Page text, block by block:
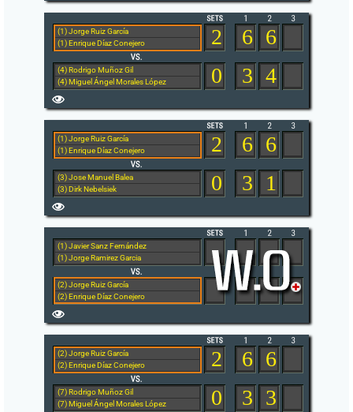
(1) Jorge Ruiz García
(1) Enrique Díaz Conejero
(4) Rodrigo Muñoz Gil
(4) Miguel Ángel Morales López
2
0
6 6
3 4
(1) Jorge Ruiz García
(1) Enrique Díaz Conejero
(3) Jose Manuel Balea
(3) Dirk Nebelsiek
2
0
6 6
3
1
(1) Javier Sanz Fernández
(1) Jorge Ramirez Garcia
(2) Jorge Ruiz García
(2) Enrique Díaz Conejero
(2) Jorge Ruiz García
(2) Enrique Díaz Conejero
(7) Rodrigo Muñoz Gil
(7) Miguel Ángel Morales López
2
0
6 6
3 3